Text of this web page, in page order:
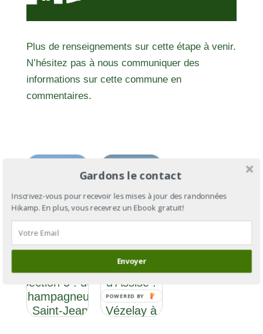
Plus de renseignements sur cette étape à venir.
N’hésitez pas à nous communiquer des
informations sur cette commune en
commentaires.
Le Chemin
Section 5 : de
Champagneux
à Saint-Jean-
Le
Chemin
d’Assise :
de
Vézelay à
Gardons le contact
Inscrivez-vous pour recevoir les mises à jour des randonnées
Hikamp. En plus, vous recevrez un Ebook gratuit!
Envoyer
POWERED BY